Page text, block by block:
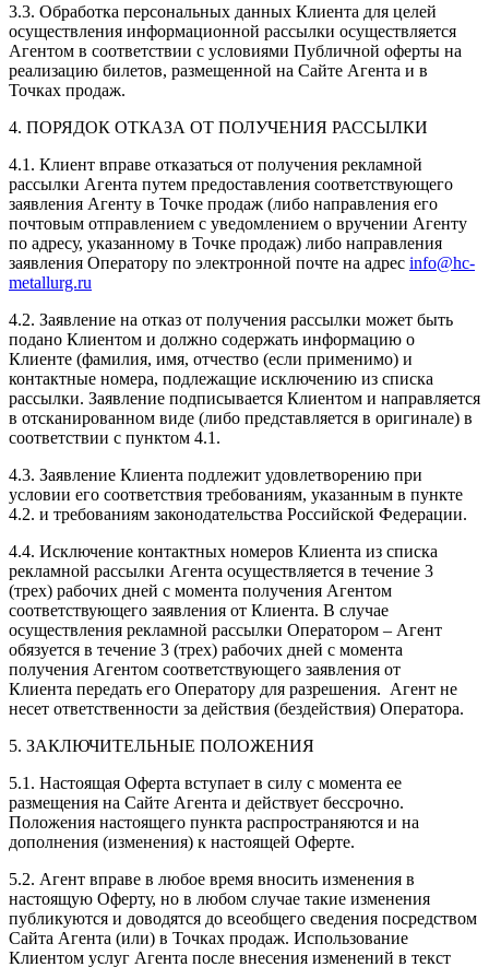
3.3. Обработка персональных данных Клиента для целей
осуществления информационной рассылки осуществляется
Агентом в соответствии с условиями Публичной оферты на
реализацию билетов, размещенной на Сайте Агента и в
Точках продаж.
4. ПОРЯДОК ОТКАЗА ОТ ПОЛУЧЕНИЯ РАССЫЛКИ
4.1. Клиент вправе отказаться от получения рекламной
рассылки Агента путем предоставления соответствующего
заявления Агенту в Точке продаж (либо направления его
почтовым отправлением с уведомлением о вручении Агенту
по адресу, указанному в Точке продаж) либо направления
заявления Оператору по электронной почте на адрес info@hc-
metallurg.ru
4.2. Заявление на отказ от получения рассылки может быть
подано Клиентом и должно содержать информацию о
Клиенте (фамилия, имя, отчество (если применимо) и
контактные номера, подлежащие исключению из списка
рассылки. Заявление подписывается Клиентом и направляется
в отсканированном виде (либо представляется в оригинале) в
соответствии с пунктом 4.1.
4.3. Заявление Клиента подлежит удовлетворению при
условии его соответствия требованиям, указанным в пункте
4.2. и требованиям законодательства Российской Федерации.
4.4. Исключение контактных номеров Клиента из списка
рекламной рассылки Агента осуществляется в течение 3
(трех) рабочих дней с момента получения Агентом
соответствующего заявления от Клиента. В случае
осуществления рекламной рассылки Оператором – Агент
обязуется в течение 3 (трех) рабочих дней с момента
получения Агентом соответствующего заявления от
Клиента передать его Оператору для разрешения. Агент не
несет ответственности за действия (бездействия) Оператора.
5. ЗАКЛЮЧИТЕЛЬНЫЕ ПОЛОЖЕНИЯ
5.1. Настоящая Оферта вступает в силу с момента ее
размещения на Сайте Агента и действует бессрочно.
Положения настоящего пункта распространяются и на
дополнения (изменения) к настоящей Оферте.
5.2. Агент вправе в любое время вносить изменения в
настоящую Оферту, но в любом случае такие изменения
публикуются и доводятся до всеобщего сведения посредством
Сайта Агента (или) в Точках продаж. Использование
Клиентом услуг Агента после внесения изменений в текст